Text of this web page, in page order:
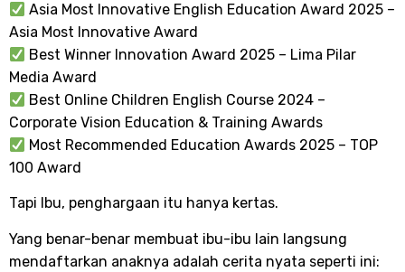
Asia Most Innovative English Education Award 2025 –
Asia Most Innovative Award
Best Winner Innovation Award 2025 – Lima Pilar
Media Award
Best Online Children English Course 2024 –
Corporate Vision Education & Training Awards
Most Recommended Education Awards 2025 – TOP
100 Award
Tapi Ibu, penghargaan itu hanya kertas.
Yang benar-benar membuat ibu-ibu lain langsung
mendaftarkan anaknya adalah cerita nyata seperti ini: